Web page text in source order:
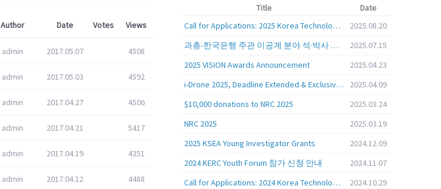
Author Date Votes Views
admin 2017.05.07 4508
admin 2017.05.03 4592
admin 2017.04.27 4506
admin 2017.04.21 5417
admin 2017.04.19 4351
admin 2017.04.12 4488
Title
Date
Call for Applications: 2025 Korea Technology Advisory Group (K-TAG)
2025.08.20
과총-한국은행 주관 이공계 분야 석·박사 학위자 대상 서베이
2025.07.15
2025 VISION Awards Announcement
2025.04.23
i-Drone 2025, Deadline Extended & Exclusive Opportunity to Travel to Korea!
2025.04.09
$10,000 donations to NRC 2025
2025.03.24
NRC 2025
2025.03.19
2025 KSEA Young Investigator Grants
2024.12.09
2024 KERC Youth Forum 참가 신청 안내
2024.11.07
Call for Applications: 2024 Korea Technology Advisory Group (K-TAG)
2024.10.29